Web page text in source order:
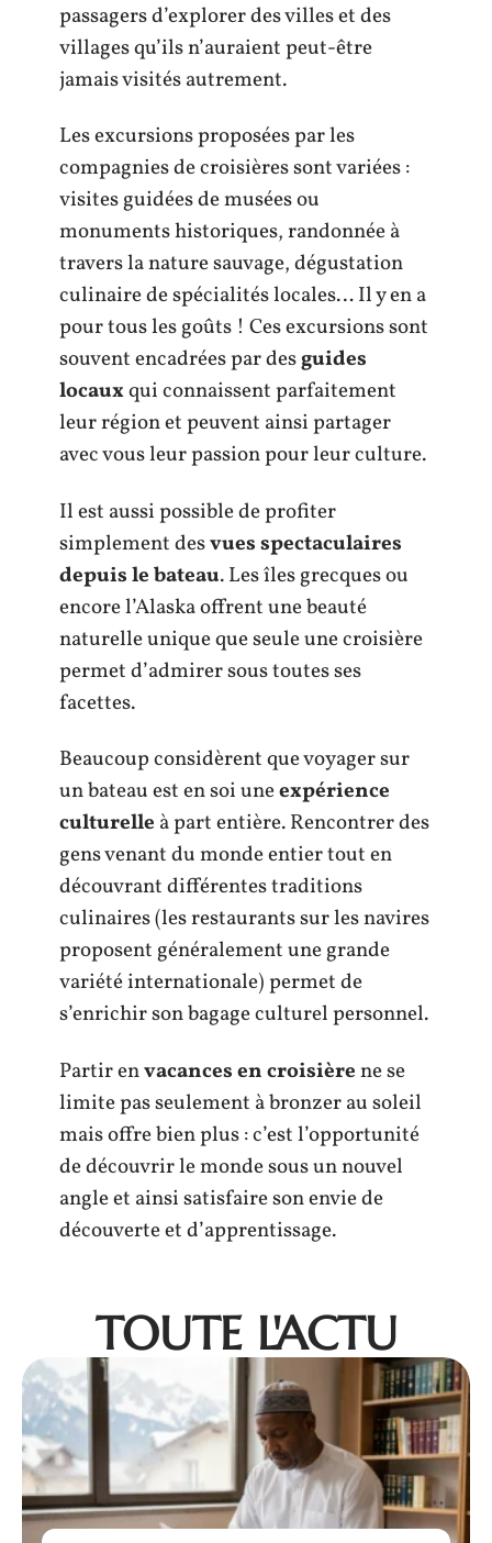
passagers d’explorer des villes et des
villages qu’ils n’auraient peut-être
jamais visités autrement.
Les excursions proposées par les
compagnies de croisières sont variées :
visites guidées de musées ou
monuments historiques, randonnée à
travers la nature sauvage, dégustation
culinaire de spécialités locales… Il y en a
pour tous les goûts ! Ces excursions sont
souvent encadrées par desguides
locauxqui connaissent parfaitement
leur région et peuvent ainsi partager
avec vous leur passion pour leur culture.
Il est aussi possible de profiter
simplement desvues spectaculaires
depuis le bateau. Les îles grecques ou
encore l’Alaska offrent une beauté
naturelle unique que seule une croisière
permet d’admirer sous toutes ses
facettes.
Beaucoup considèrent que voyager sur
un bateau est en soi uneexpérience
culturelle à part entière. Rencontrer des
gens venant du monde entier tout en
découvrant différentes traditions
culinaires (les restaurants sur les navires
proposent généralement une grande
variété internationale) permet de
s’enrichir son bagage culturel personnel.
Partir envacances en croisièrene se
limite pas seulement à bronzer au soleil
mais offre bien plus : c’est l’opportunité
de découvrir le monde sous un nouvel
angle et ainsi satisfaire son envie de
découverte et d’apprentissage.
TOUTE L'ACTU